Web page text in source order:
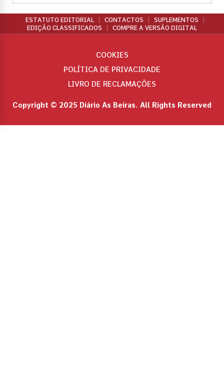
ESTATUTO EDITORIAL CONTACTOS
SUPLEMENTOS
EDIÇÃO CLASSIFICADOS
COMPRE A VERSÃO DIGITAL
Copyright © 2025 Diário As Beiras. All Rights Reserved
COOKIES
POLÍTICA DE PRIVACIDADE
LIVRO DE RECLAMAÇÕES